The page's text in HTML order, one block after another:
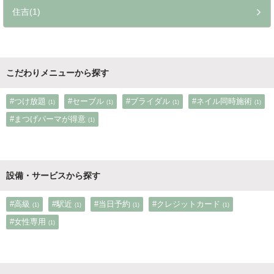
住吉(1)
こだわりメニューから探す
#つけ放題 (1) #セーブル (1) #ブライダル (1) #ネイル同時施術 (1)
#まつげパーマが得意 (1)
設備・サービスから探す
#高級 (1) #駅近 (1) #当日予約 (1) #クレジットカード (1)
#女性専用 (1)